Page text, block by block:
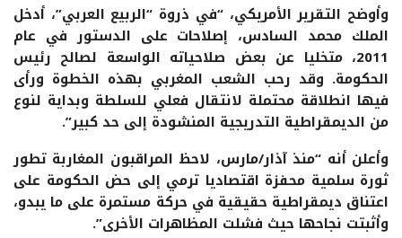
وأوضح التقرير الأمريكي، “في ذروة “الربيع العربي”، أدخل
الملك محمد السادس، إصلاحات على الدستور في عام
2011، متخليا عن بعض صلاحياته الواسعة لصالح رئيس
الحكومة. وقد رحب الشعب المغربي بهذه الخطوة ورأى
فيها انطلاقة محتملة لانتقال فعلي للسلطة وبداية لنوع
من الديمقراطية التدريجية المنشودة إلى حد كبير”.
وأعلن أنه “منذ آذار/مارس، لاحظ المراقبون المغاربة تطور
ثورة سلمية محفزة اقتصاديا ترمي إلى حض الحكومة على
اعتناق ديمقراطية حقيقية في حركة مستمرة على ما يبدو،
وأثبتت نجاحها حيث فشلت المظاهرات الأخرى”.